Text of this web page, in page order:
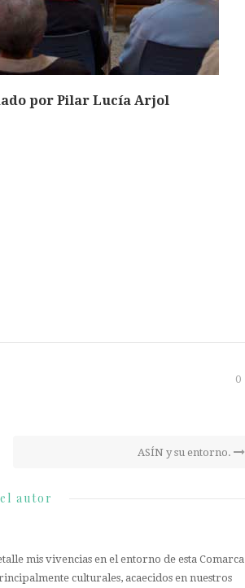
por Pilar Lucía Arjol
0
ASÍN y su entorno.
autor
mis vivencias en el entorno de esta Comarca
culturales, acaecidos en nuestros